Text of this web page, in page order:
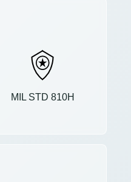
MIL STD 810H